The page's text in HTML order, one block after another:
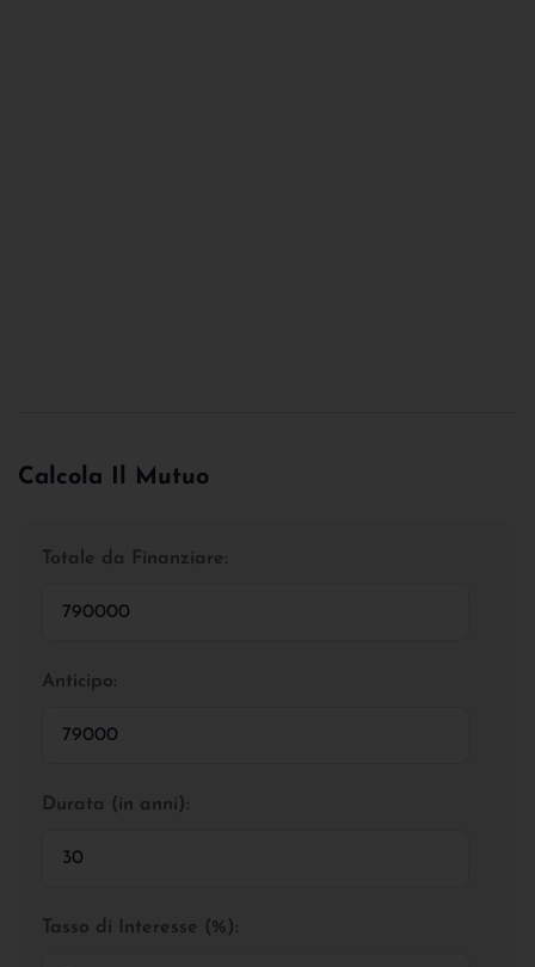
Calcola Il Mutuo
Totale da Finanziare:
Anticipo:
Durata (in anni):
Tasso di Interesse (%):